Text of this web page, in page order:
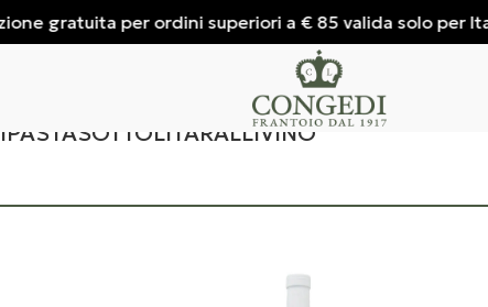
gratuita per ordini superiori a € 85 valida solo per Italia
PASTASOTTOLI TARALLIVINO